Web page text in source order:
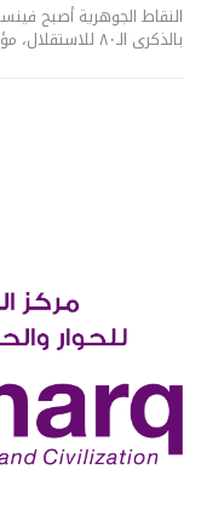
النقاط الجوهرية أصبح
بالذكرى الـ٨٠ للاستقلال، مؤكدًا…